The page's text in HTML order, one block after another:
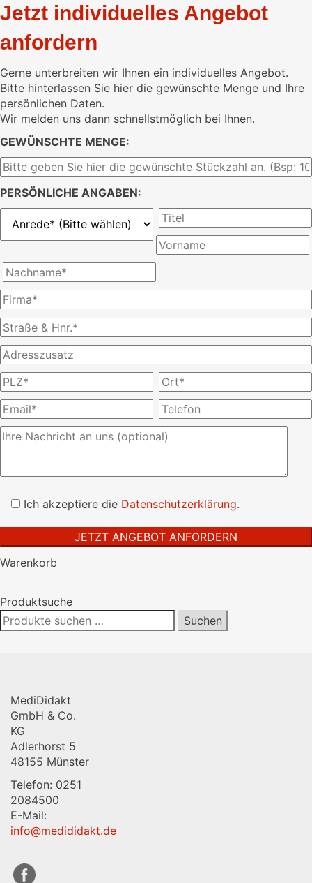
Jetzt individuelles Angebot
anfordern
Gerne unterbreiten wir Ihnen ein individuelles Angebot.
Bitte hinterlassen Sie hier die gewünschte Menge und Ihre
persönlichen Daten.
Wir melden uns dann schnellstmöglich bei Ihnen.
GEWÜNSCHTE MENGE:
PERSÖNLICHE ANGABEN:
lasse
leer.
Ich akzeptiere die Datenschutzerklärung.
Warenkorb
Produktsuche
Suchen
nach:
Suchen
MediDidakt
GmbH & Co.
KG
Adlerhorst 5
48155 Münster
Telefon: 0251
2084500
E-Mail:
info@medididakt.de